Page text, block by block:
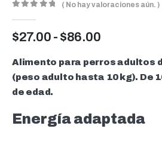
( No hay valoraciones aún. )
$27.00 - $86.00Rango
precios:
desde
$86.00
Alimento para perros adultos
(peso adulto hasta 10 kg). De
de edad.
Energía adaptada